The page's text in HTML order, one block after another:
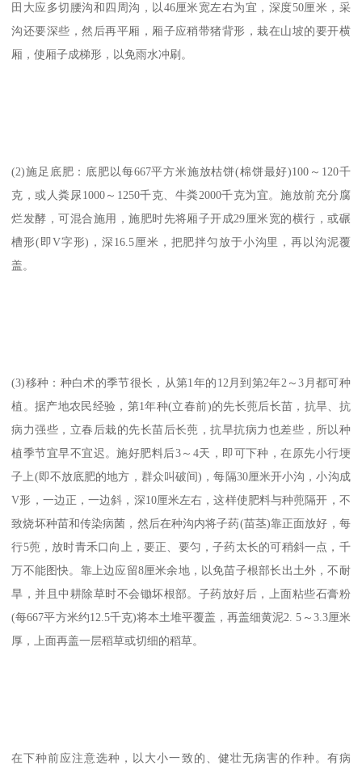
田大应多切腰沟和四周沟，以46厘米宽左右为宜，深度50厘米，采
沟还要深些，然后再平厢，厢子应稍带猪背形，栽在山坡的要开横
厢，使厢子成梯形，以免雨水冲刷。
(2)施足底肥：底肥以每667平方米施放枯饼(棉饼最好)100～120千
克，或人粪尿1000～1250千克、牛粪2000千克为宜。施放前充分腐
烂发酵，可混合施用，施肥时先将厢子开成29厘米宽的横行，或碾
槽形(即V字形)，深16.5厘米，把肥拌匀放于小沟里，再以沟泥覆
盖。
(3)移种：种白术的季节很长，从第1年的12月到第2年2～3月都可种
植。据产地农民经验，第1年种(立春前)的先长蔸后长苗，抗旱、抗
病力强些，立春后栽的先长苗后长蔸，抗旱抗病力也差些，所以种
植季节宜早不宜迟。施好肥料后3～4天，即可下种，在原先小行埂
子上(即不放底肥的地方，群众叫破间)，每隔30厘米开小沟，小沟成
V形，一边正，一边斜，深10厘米左右，这样使肥料与种蔸隔开，不
致烧坏种苗和传染病菌，然后在种沟内将子药(苗茎)靠正面放好，每
行5蔸，放时青禾口向上，要正、要匀，子药太长的可稍斜一点，千
万不能图快。靠上边应留8厘米余地，以免苗子根部长出土外，不耐
旱，并且中耕除草时不会锄坏根部。子药放好后，上面粘些石膏粉
(每667平方米约12.5千克)将本土堆平覆盖，再盖细黄泥2. 5～3.3厘米
厚，上面再盖一层稻草或切细的稻草。
在下种前应注意选种，以大小一致的、健壮无病害的作种。有病